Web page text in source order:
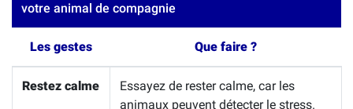
votre animal de compagnie
Les gestes Que faire ?
Restez calme
Essayez de rester calme, car les
animaux peuvent détecter le stress.